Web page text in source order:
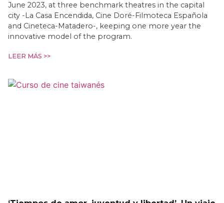
June 2023, at three benchmark theatres in the capital
city -La Casa Encendida, Cine Doré-Filmoteca Española
and Cineteca-Matadero-, keeping one more year the
innovative model of the program.
LEER MÁS >>